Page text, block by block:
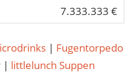
7.333.333 €
| Fugentorpedo
| littlelunch Suppen